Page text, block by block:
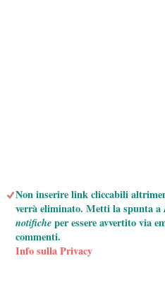
Non inserire link cliccabili
verrà eliminato. Metti la spunta a
notificheper essere avvertito via
commenti.
Info sulla Privacy